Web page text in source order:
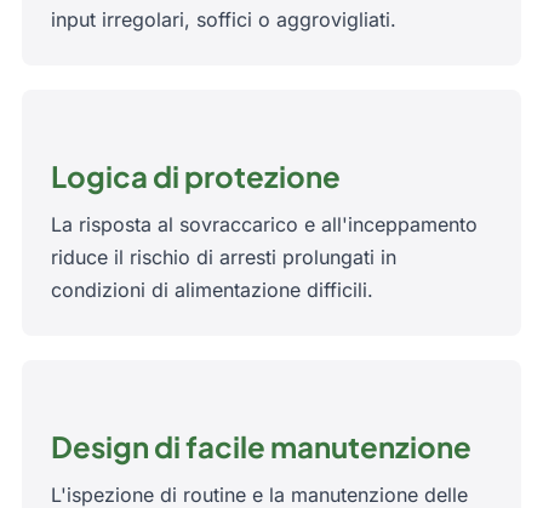
input irregolari, soffici o aggrovigliati.
Logica di protezione
La risposta al sovraccarico e all'inceppamento
riduce il rischio di arresti prolungati in
condizioni di alimentazione difficili.
Design di facile manutenzione
L'ispezione di routine e la manutenzione delle